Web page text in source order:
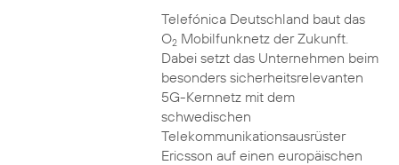
Telefónica Deutschland baut das
O2Mobilfunknetz der Zukunft.
Dabei setzt das Unternehmen beim
besonders sicherheitsrelevanten
5G-Kernnetz mit dem
schwedischen
Telekommunikationsausrüster
Ericsson auf einen europäischen